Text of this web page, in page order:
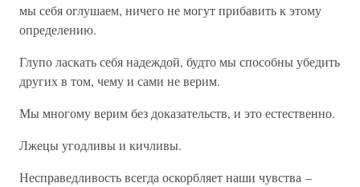
мы себя оглушаем, ничего не могут прибавить к этому
определению.
Глупо ласкать себя надеждой, будто мы способны убедить
других в том, чему и сами не верим.
Мы многому верим без доказательств, и это естественно.
Лжецы угодливы и кичливы.
Несправедливость всегда оскорбляет наши чувства –